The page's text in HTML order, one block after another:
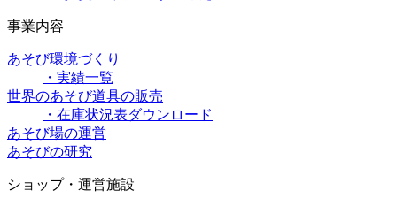
事業内容
あそび環境づくり
・実績一覧
世界のあそび道具の販売
・在庫状況表ダウンロード
あそび場の運営
あそびの研究
ショップ・運営施設